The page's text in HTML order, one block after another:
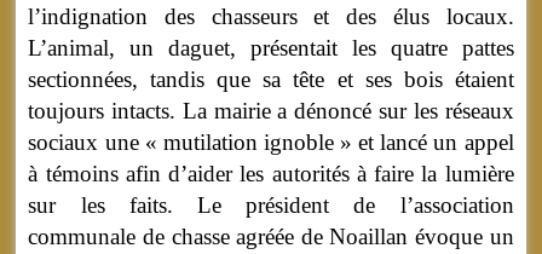
l’indignation des chasseurs et des élus locaux.
L’animal, un daguet, présentait les quatre pattes
sectionnées, tandis que sa tête et ses bois étaient
toujours intacts. La mairie a dénoncé sur les réseaux
sociaux une « mutilation ignoble » et lancé un appel
à témoins afin d’aider les autorités à faire la lumière
sur les faits. Le président de l’association
communale de chasse agréée de Noaillan évoque un